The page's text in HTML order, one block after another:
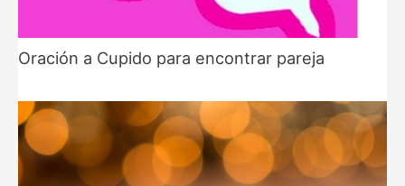
Oración a Cupido para encontrar pareja